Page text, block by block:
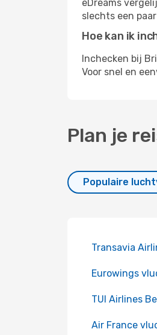
eDreams
slechts een
Hoe kan ik
Inchecken bij
Voor snel en
Plan je
Populaire
Transavia
Eurowings
TUI Airlines
Air France